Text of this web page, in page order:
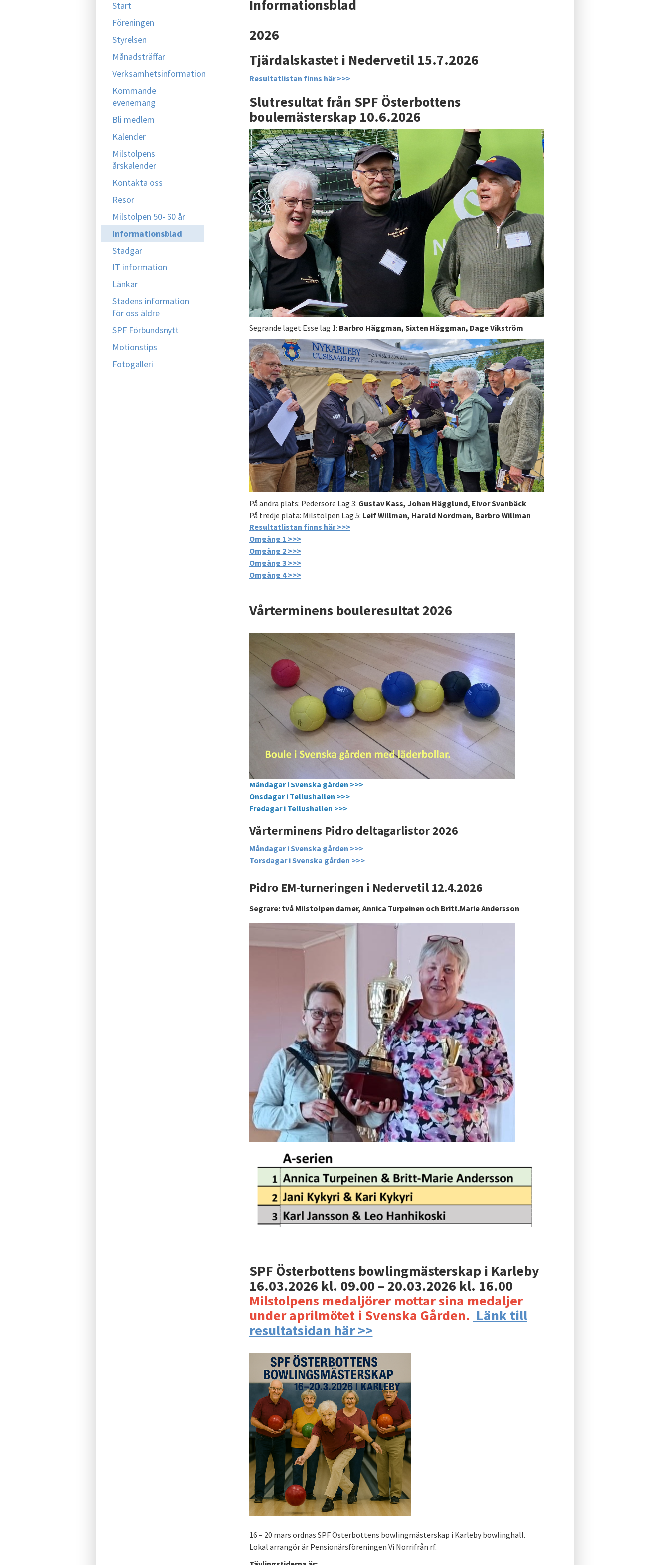
Start
Föreningen
Styrelsen
Månadsträffar
Verksamhetsinformation
Kommande
evenemang
Bli medlem
Kalender
Milstolpens
årskalender
Kontakta oss
Resor
Milstolpen 50- 60 år
Informationsblad
Stadgar
IT information
Länkar
Stadens information
för oss äldre
SPF Förbundsnytt
Motionstips
Fotogalleri
Informationsblad
2026
Tjärdalskastet i Nedervetil 15.7.2026
Resultatlistan finns här >>>
Slutresultat från SPF Österbottens
boulemästerskap 10.6.2026
Segrande laget Esse lag 1: Barbro Häggman, Sixten Häggman, Dage Vikström
På andra plats: Pedersöre Lag 3: Gustav Kass, Johan Hägglund, Eivor Svanbäck
På tredje plata: Milstolpen Lag 5: Leif Willman, Harald Nordman, Barbro Willman
Resultatlistan finns här >>>
Omgång 1 >>>
Omgång 2 >>>
Omgång 3 >>>
Omgång 4 >>>
Vårterminens bouleresultat 2026
Måndagar i Svenska gården >>>
Onsdagar i Tellushallen >>>
Fredagar i Tellushallen >>>
Vårterminens Pidro deltagarlistor 2026
Måndagar i Svenska gården >>>
Torsdagar i Svenska gården >>>
Pidro EM-turneringen i Nedervetil 12.4.2026
Segrare: två Milstolpen damer, Annica Turpeinen och Britt.Marie Andersson
SPF Österbottens bowlingmästerskap i Karleby
16.03.2026 kl. 09.00 – 20.03.2026 kl. 16.00
Milstolpens medaljörer mottar sina medaljer
under aprilmötet i Svenska Gården. Länk till
resultatsidan här >>
16 – 20 mars ordnas SPF Österbottens bowlingmästerskap i Karleby bowlinghall.
Lokal arrangör är Pensionärsföreningen Vi Norrifrån rf.